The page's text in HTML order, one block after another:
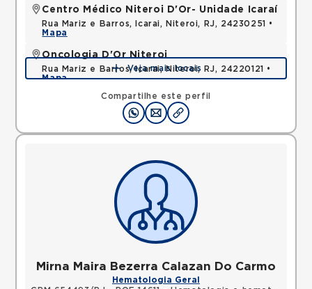
Compartilhe este perfil
Centro Médico Niteroi D'Or- Unidade Icaraí
Rua Mariz e Barros, Icarai, Niteroi, RJ, 24230251 •
Mapa
Oncologia D'Or Niteroi
Rua Mariz e Barros, Icarai, Niteroi, RJ, 24220121 •
Mapa
Veja mais locais
Mirna Maira Bezerra Calazan Do Carmo
Hematologia Geral